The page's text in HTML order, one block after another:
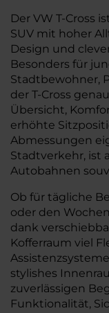
Der VW T-Cross
SUV mit hoher
Design und
Besonders für
Stadtbewohner,
der T-Cross
Übersicht,
erhöhte
Abmessungen
Stadtverkehr, ist
Autobahnen
Ob für tägliche
oder den
dank
Kofferraum viel
stylishes
zuverlässigen
Funktionalität,